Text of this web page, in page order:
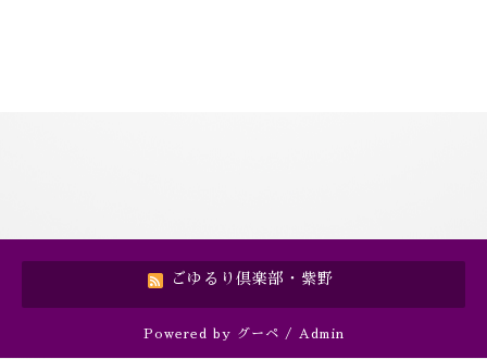
ごゆるり倶楽部・紫野
Powered by グーペ / Admin